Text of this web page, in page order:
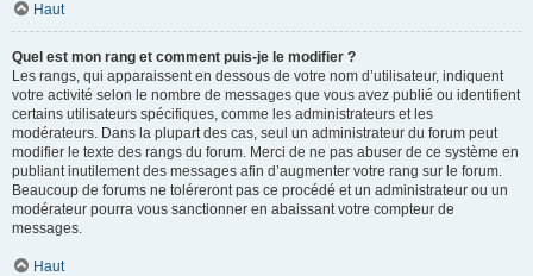
Haut
Quel est mon rang et comment puis-je le modifier ?
Les rangs, qui apparaissent en dessous de votre nom d’utilisateur, indiquent
votre activité selon le nombre de messages que vous avez publié ou identifient
certains utilisateurs spécifiques, comme les administrateurs et les
modérateurs. Dans la plupart des cas, seul un administrateur du forum peut
modifier le texte des rangs du forum. Merci de ne pas abuser de ce système en
publiant inutilement des messages afin d’augmenter votre rang sur le forum.
Beaucoup de forums ne toléreront pas ce procédé et un administrateur ou un
modérateur pourra vous sanctionner en abaissant votre compteur de
messages.
Haut